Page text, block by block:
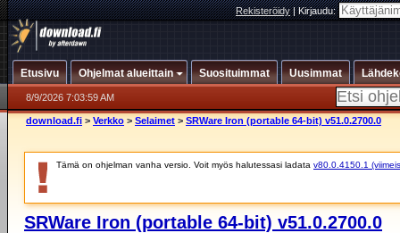
Rekisteröidy|Kirjaudu:
Etusivu Ohjelmat alueittain Suosituimmat Uusimmat
8/9/2026 7:03:59 AM
download.fi > Verkko > Selaimet > SRWare Iron (portable 64-bit) v51.0.2700.0
Tämä on ohjelman vanha versio. Voit myös halutessasi ladata v80.0.4150.1
SRWare Iron (portable 64-bit) v51.0.2700.0